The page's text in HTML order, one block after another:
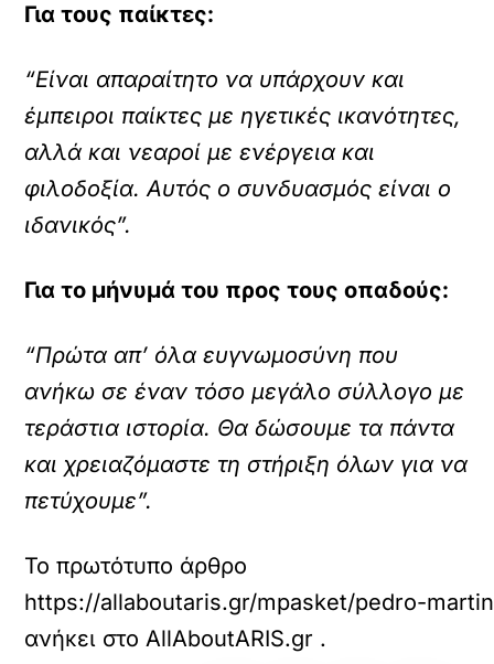
Για τους παίκτες:
“Είναι απαραίτητο να υπάρχουν και
έμπειροι παίκτες με ηγετικές ικανότητες,
αλλά και νεαροί με ενέργεια και
φιλοδοξία. Αυτός ο συνδυασμός είναι ο
ιδανικός”.
Για το μήνυμά του προς τους οπαδούς:
“Πρώτα απ’ όλα ευγνωμοσύνη που
ανήκω σε έναν τόσο μεγάλο σύλλογο με
τεράστια ιστορία. Θα δώσουμε τα πάντα
και χρειαζόμαστε τη στήριξη όλων για να
πετύχουμε”.
Το πρωτότυπο άρθρο
https://allaboutaris.gr/mpasket/pedro-
ανήκει στοAllAboutARIS.gr .